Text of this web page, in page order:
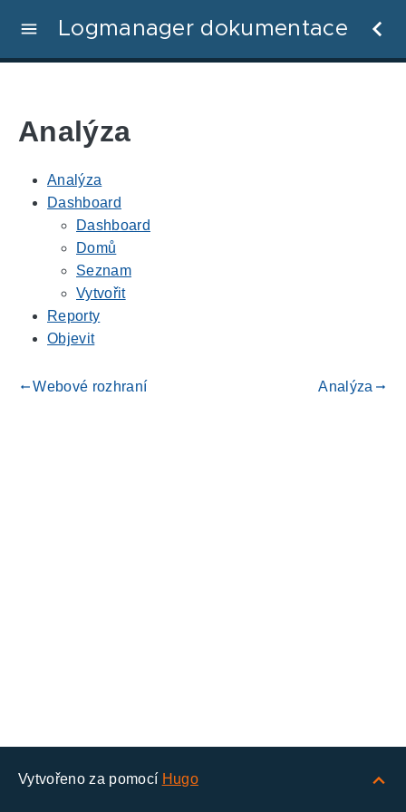
Logmanager dokumentace
Analýza
Analýza
Dashboard
Dashboard
Domů
Seznam
Vytvořit
Reporty
Objevit
gdoc_arrow_left_altWebové rozhraní Analýza gdoc_arrow_right_alt
Vytvořeno za pomocí Hugo